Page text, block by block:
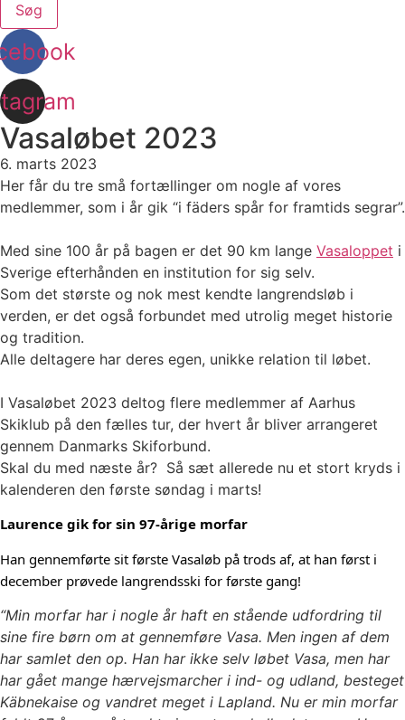
Søg
Vasaløbet 2023
6. marts 2023
Her får du tre små fortællinger om nogle af vores
medlemmer, som i år gik “i fäders spår for framtids segrar”.
Med sine 100 år på bagen er det 90 km lange Vasaloppet i
Sverige efterhånden en institution for sig selv.
Som det største og nok mest kendte langrendsløb i
verden, er det også forbundet med utrolig meget historie
og tradition.
Alle deltagere har deres egen, unikke relation til løbet.
I Vasaløbet 2023 deltog flere medlemmer af Aarhus
Skiklub på den fælles tur, der hvert år bliver arrangeret
gennem Danmarks Skiforbund.
Skal du med næste år? Så sæt allerede nu et stort kryds i
kalenderen den første søndag i marts!
Laurence gik for sin 97-årige morfar
Han gennemførte sit første Vasaløb på trods af, at han først i
december prøvede langrendsski for første gang!
“Min morfar har i nogle år haft en stående udfordring til
sine fire børn om at gennemføre Vasa. Men ingen af dem
har samlet den op. Han har ikke selv løbet Vasa, men har
har gået mange hærvejsmarcher i ind- og udland, besteget
Käbnekaise og vandret meget i Lapland. Nu er min morfar